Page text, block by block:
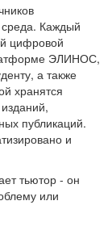
среда. Каждый
цифровой
ЭЛИНОС,
а также
хранятся
публикаций.
и
тьютор - он
или